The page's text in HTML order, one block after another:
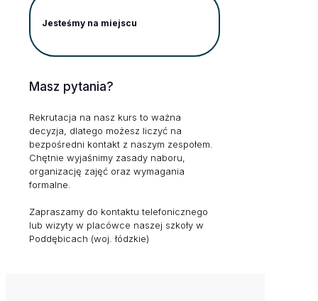
Jesteśmy na miejscu
Masz pytania?
Rekrutacja na nasz kurs to ważna
decyzja, dlatego możesz liczyć na
bezpośredni kontakt z naszym zespołem.
Chętnie wyjaśnimy zasady naboru,
organizację zajęć oraz wymagania
formalne.
Zapraszamy do kontaktu telefonicznego
lub wizyty w placówce naszej szkoły w
Poddębicach (woj. łódzkie)